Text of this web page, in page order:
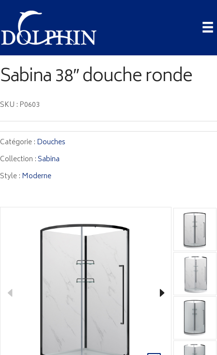
Sabina 38″ douche ronde
SKU : P0603
Catégorie : Douches
Collection :Sabina
Style : Moderne